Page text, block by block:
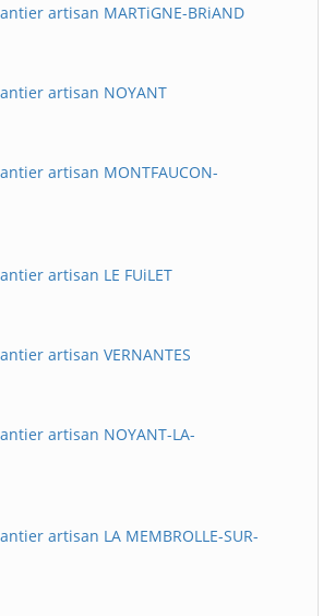
artisan MARTiGNE-BRiAND
artisan NOYANT
artisan MONTFAUCON-
artisan LE FUiLET
artisan VERNANTES
artisan NOYANT-LA-
artisan LA MEMBROLLE-SUR-